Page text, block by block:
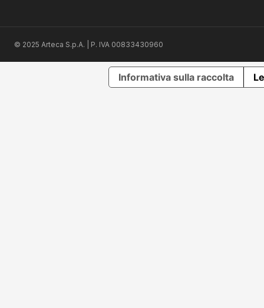
© 2025 Arteca S.p.A. | P. IVA 00833430960
Informativa sulla raccolta